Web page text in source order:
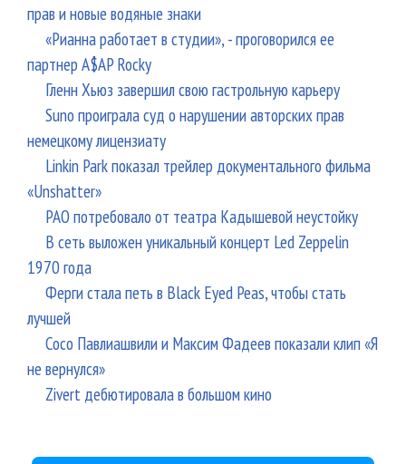
прав и новые водяные знаки
«Рианна работает в студии», - проговорился ее
партнер A$AP Rocky
Гленн Хьюз завершил свою гастрольную карьеру
Suno проиграла суд о нарушении авторских прав
немецкому лицензиату
Linkin Park показал трейлер документального фильма
«Unshatter»
РАО потребовало от театра Кадышевой неустойку
В сеть выложен уникальный концерт Led Zeppelin
1970 года
Ферги стала петь в Black Eyed Peas, чтобы стать
лучшей
Сосо Павлиашвили и Максим Фадеев показали клип «Я
не вернулся»
Zivert дебютировала в большом кино